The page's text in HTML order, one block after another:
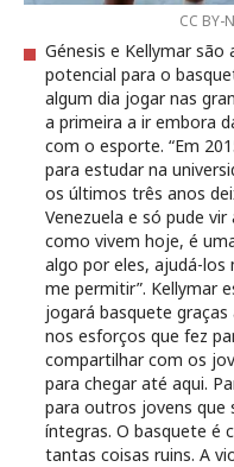
CC BY-
Génesis e Kellymar
potencial para o
algum dia jogar nas
a primeira a ir embora
com o esporte. “Em
para estudar na
os últimos três anos
Venezuela e só pude
como vivem hoje, é
algo por eles, ajudá-los
me permitir”. Kellymar
jogará basquete
nos esforços que fez
compartilhar com os
para chegar até aqui.
para outros jovens que
íntegras. O basquete é
tantas coisas ruins. A